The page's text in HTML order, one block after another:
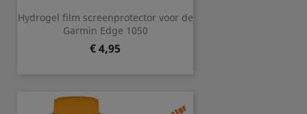
Hydrogel film screenprotector voor de
Garmin Edge 1050
Prijs
€ 4,95